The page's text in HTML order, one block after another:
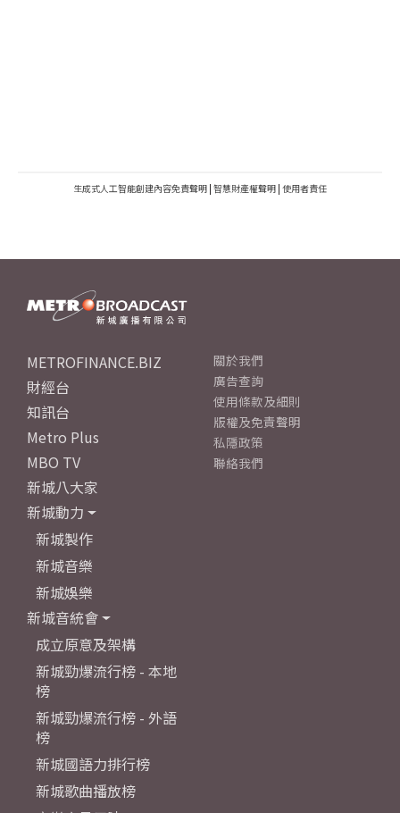
生成式人工智能創建內容免責聲明 | 智慧財產權聲明 | 使用者責任
METROFINANCE.BIZ
財經台
知訊台
Metro Plus
MBO TV
新城八大家
新城動力
新城製作
新城音樂
新城娛樂
新城音統會
成立原意及架構
新城勁爆流行榜 - 本地
榜
新城勁爆流行榜 - 外語
榜
新城國語力排行榜
新城歌曲播放榜
關於我們
廣告查詢
使用條款及細則
版權及免責聲明
私隱政策
聯絡我們